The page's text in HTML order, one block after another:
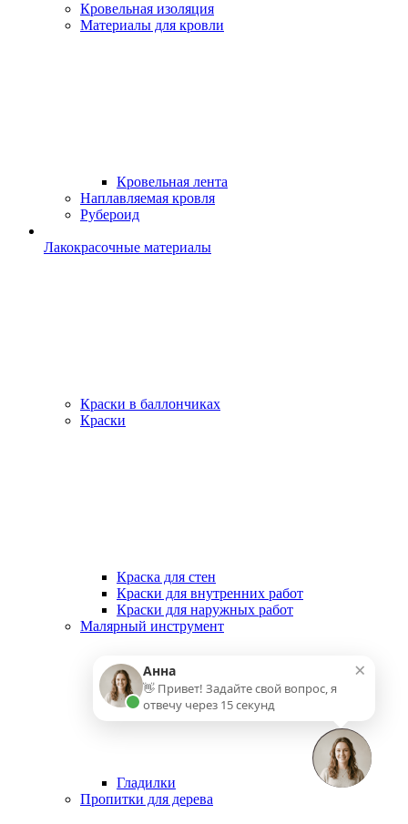
Кровельная изоляция
Материалы для кровли
Кровельная лента
Наплавляемая кровля
Рубероид
Лакокрасочные материалы
Краски в баллончиках
Краски
Краска для стен
Краски для внутренних работ
Краски для наружных работ
Малярный инструмент
Гладилки
Пропитки для дерева
×
Анна
👋 Привет! Задайте свой вопрос, я
отвечу через 15 секунд